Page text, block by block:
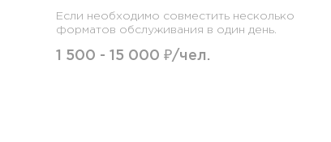
Если необходимо совместить несколько
форматов обслуживания в один день.
1 500 - 15 000 ₽/чел.